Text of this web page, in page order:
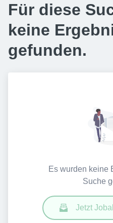
Für diese
keine
gefunden.
Es wurden keine
Suche
Jetzt